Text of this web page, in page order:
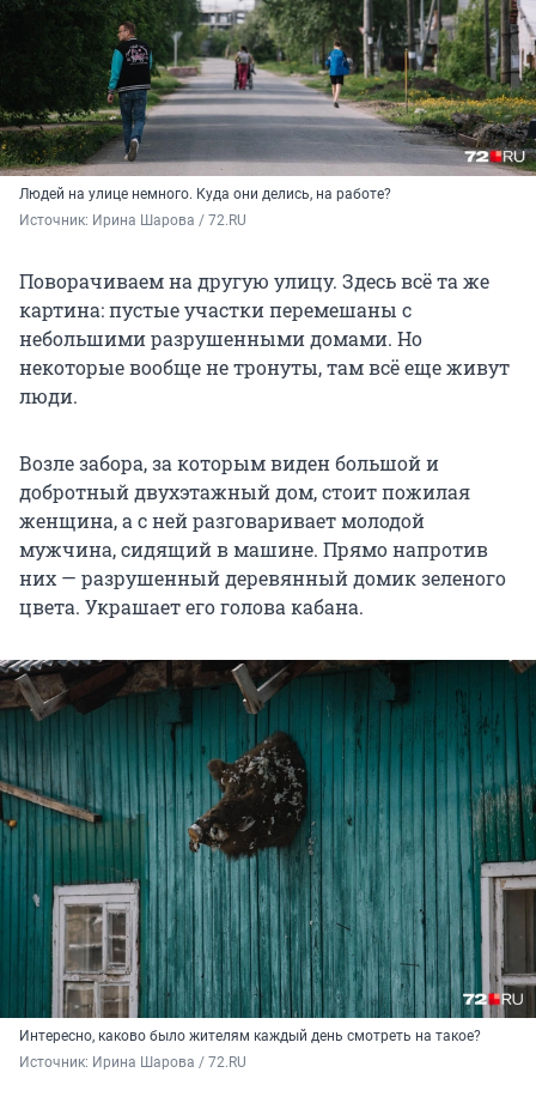
Людей на улице немного. Куда они делись, на работе?
Источник: Ирина Шарова / 72.RU
Поворачиваем на другую улицу. Здесь всё та же
картина: пустые участки перемешаны с
небольшими разрушенными домами. Но
некоторые вообще не тронуты, там всё еще живут
люди.
Возле забора, за которым виден большой и
добротный двухэтажный дом, стоит пожилая
женщина, а с ней разговаривает молодой
мужчина, сидящий в машине. Прямо напротив
них — разрушенный деревянный домик зеленого
цвета. Украшает его голова кабана.
Интересно, каково было жителям каждый день смотреть на такое?
Источник: Ирина Шарова / 72.RU